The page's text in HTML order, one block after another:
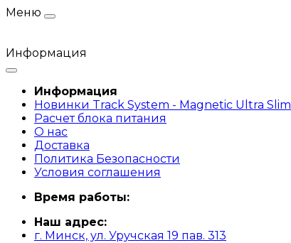
Меню
Информация
Информация
Новинки Track System - Magnetic Ultra Slim
Расчет блока питания
О нас
Доставка
Политика Безопасности
Условия соглашения
Время работы:
Наш адрес:
г. Минск, ул. Уручская 19 пав. 313